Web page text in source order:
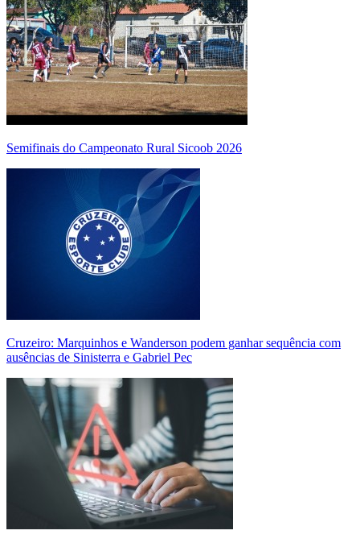
Semifinais do Campeonato Rural Sicoob 2026
Cruzeiro: Marquinhos e Wanderson podem ganhar sequência com
ausências de Sinisterra e Gabriel Pec